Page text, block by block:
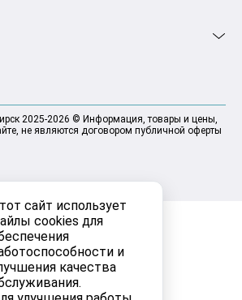
сайт использует
cookies для
и
качества
2025-2026 © Информация, товары и цены,
не являются договором публичной оферты